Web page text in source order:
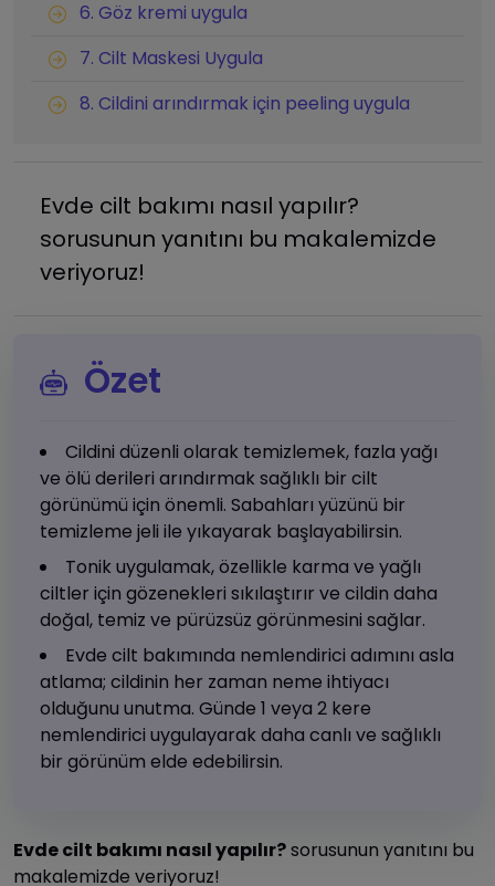
6. Göz kremi uygula
7. Cilt Maskesi Uygula
8. Cildini arındırmak için peeling uygula
Evde cilt bakımı nasıl yapılır?
sorusunun yanıtını bu makalemizde
veriyoruz!
Özet
Cildini düzenli olarak temizlemek, fazla yağı
ve ölü derileri arındırmak sağlıklı bir cilt
görünümü için önemli. Sabahları yüzünü bir
temizleme jeli ile yıkayarak başlayabilirsin.
Tonik uygulamak, özellikle karma ve yağlı
ciltler için gözenekleri sıkılaştırır ve cildin daha
doğal, temiz ve pürüzsüz görünmesini sağlar.
Evde cilt bakımında nemlendirici adımını asla
atlama; cildinin her zaman neme ihtiyacı
olduğunu unutma. Günde 1 veya 2 kere
nemlendirici uygulayarak daha canlı ve sağlıklı
bir görünüm elde edebilirsin.
Evde cilt bakımı nasıl yapılır?sorusunun yanıtını bu
makalemizde veriyoruz!